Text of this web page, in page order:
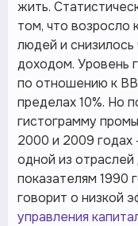
жить.
том, что возросло
людей и
доходом. Уровень
по отношению к
пределах 10%. Но
гистограмму
2000 и 2009 годах
одной из
показателям 1990
говорит о низкой
управления